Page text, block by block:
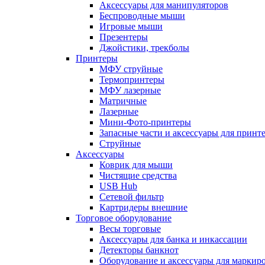
Аксессуары для манипуляторов
Беспроводные мыши
Игровые мыши
Презентеры
Джойстики, трекболы
Принтеры
МФУ струйные
Термопринтеры
МФУ лазерные
Матричные
Лазерные
Мини-Фото-принтеры
Запасные части и аксессуары для
Струйные
Аксессуары
Коврик для мыши
Чистящие средства
USB Hub
Сетевой фильтр
Картридеры внешние
Торговое оборудование
Весы торговые
Аксессуары для банка и инкассации
Детекторы банкнот
Оборудование и аксессуары для